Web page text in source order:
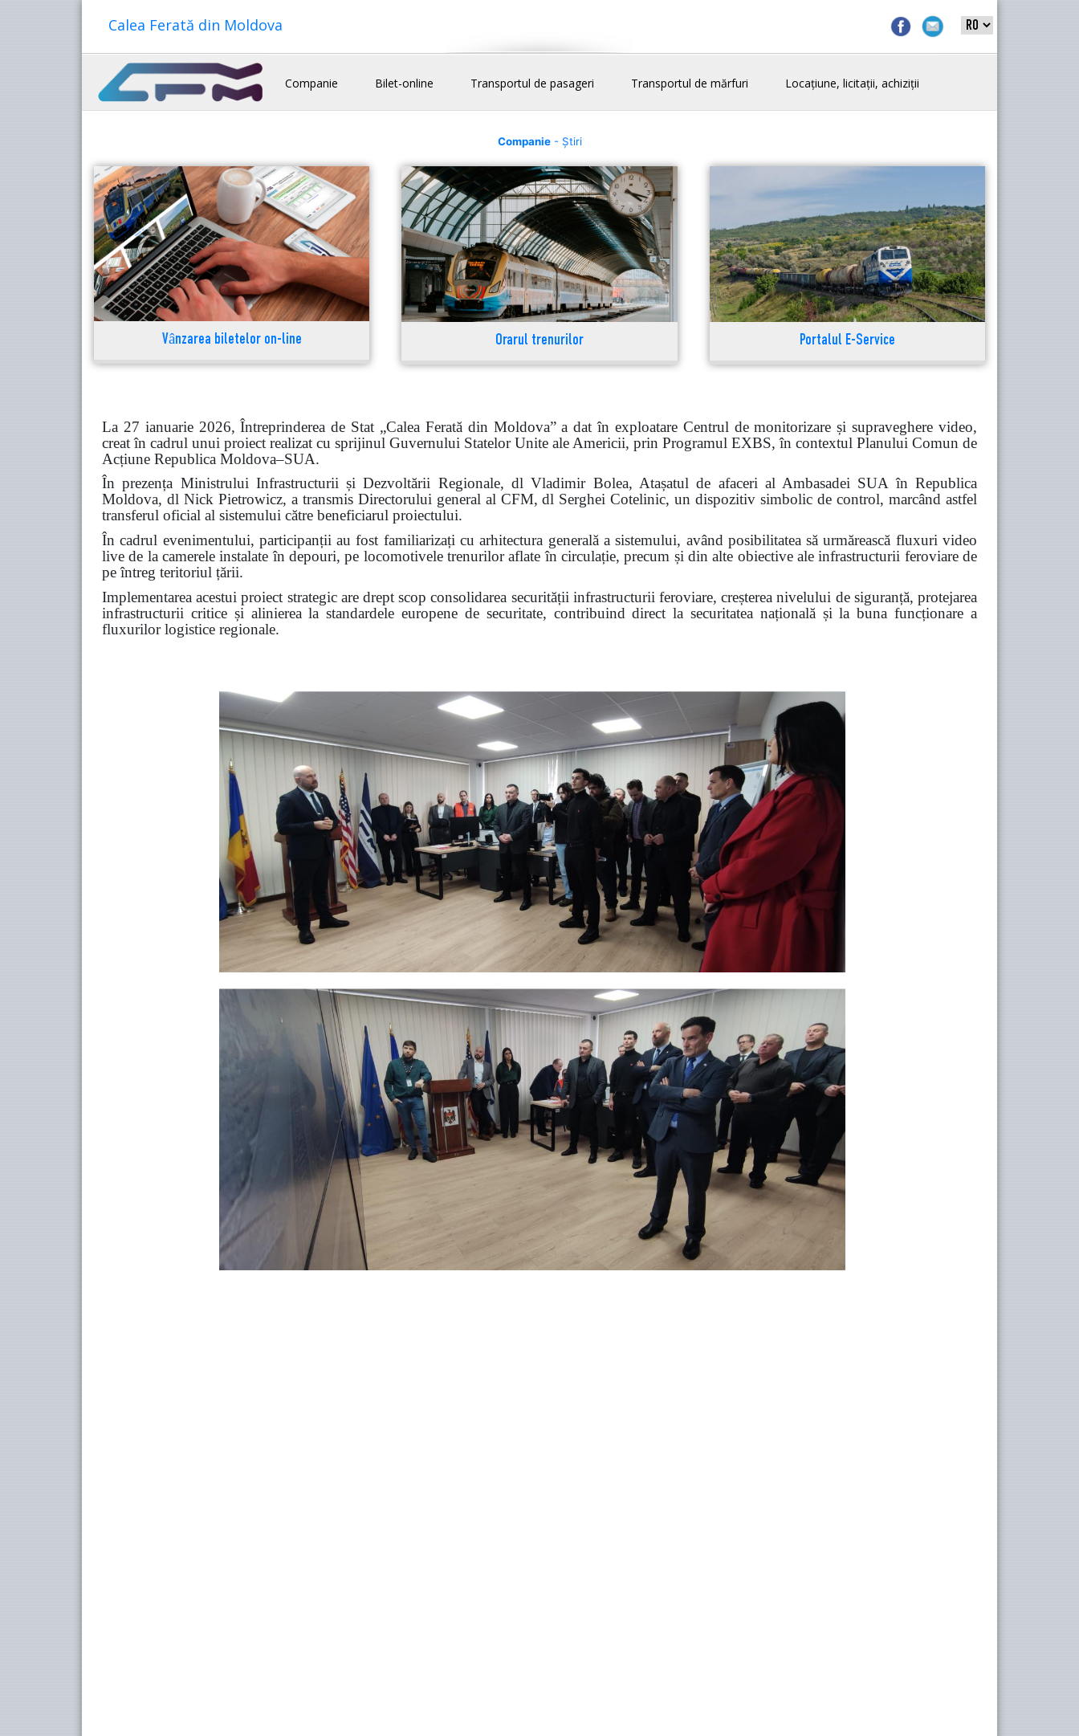
Calea Ferată din Moldova
Companie Bilet-online Transportul de pasageri Transportul de mărfuri Locațiune, licitații, achiziții
Companie- Știri
Vânzarea biletelor on-line Orarul trenurilor Portalul E-Service
La 27 ianuarie 2026, Întreprinderea de Stat „Calea Ferată din Moldova” a dat în exploatare Centrul de monitorizare și supraveghere video,
creat în cadrul unui proiect realizat cu sprijinul Guvernului Statelor Unite ale Americii, prin Programul EXBS, în contextul Planului Comun de
Acțiune Republica Moldova–SUA.
În prezența Ministrului Infrastructurii și Dezvoltării Regionale, dl Vladimir Bolea, Atașatul de afaceri al Ambasadei SUA în Republica
Moldova, dl Nick Pietrowicz, a transmis Directorului general al CFM, dl Serghei Cotelinic, un dispozitiv simbolic de control, marcând astfel
transferul oficial al sistemului către beneficiarul proiectului.
În cadrul evenimentului, participanții au fost familiarizați cu arhitectura generală a sistemului, având posibilitatea să urmărească fluxuri video
live de la camerele instalate în depouri, pe locomotivele trenurilor aflate în circulație, precum și din alte obiective ale infrastructurii feroviare de
pe întreg teritoriul țării.
Implementarea acestui proiect strategic are drept scop consolidarea securității infrastructurii feroviare, creșterea nivelului de siguranță, protejarea
infrastructurii critice și alinierea la standardele europene de securitate, contribuind direct la securitatea națională și la buna funcționare a
fluxurilor logistice regionale.